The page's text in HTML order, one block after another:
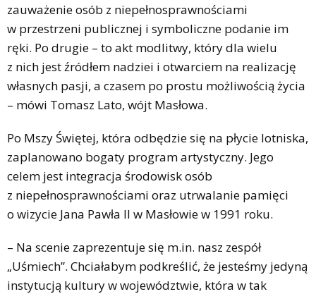
zauważenie osób z niepełnosprawnościami
w przestrzeni publicznej i symboliczne podanie im
ręki. Po drugie – to akt modlitwy, który dla wielu
z nich jest źródłem nadziei i otwarciem na realizację
własnych pasji, a czasem po prostu możliwością życia
– mówi Tomasz Lato, wójt Masłowa.
Po Mszy Świętej, która odbędzie się na płycie lotniska,
zaplanowano bogaty program artystyczny. Jego
celem jest integracja środowisk osób
z niepełnosprawnościami oraz utrwalanie pamięci
o wizycie Jana Pawła II w Masłowie w 1991 roku.
– Na scenie zaprezentuje się m.in. nasz zespół
„Uśmiech”. Chciałabym podkreślić, że jesteśmy jedyną
instytucją kultury w województwie, która w tak